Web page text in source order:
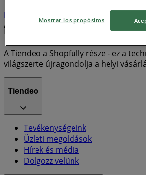
McDonald's
Media Markt
A Tiendeo a Shopfully része - ez a
világszerte újragondolja a helyi
Tiendeo
Tevékenységeink
Üzleti megoldások
Hírek és média
Dolgozz velünk
Mostrar los propósitos